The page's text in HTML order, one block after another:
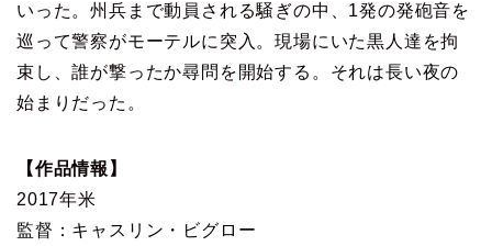
いった。州兵まで動員される騒ぎの中、1発の発砲音を
巡って警察がモーテルに突入。現場にいた黒人達を拘
束し、誰が撃ったか尋問を開始する。それは長い夜の
始まりだった。
【作品情報】
2017年米
監督：キャスリン・ビグロー